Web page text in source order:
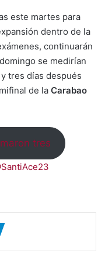
este martes para
dentro de la
continuarán
se medirían
y tres días después
de la Carabao
tres